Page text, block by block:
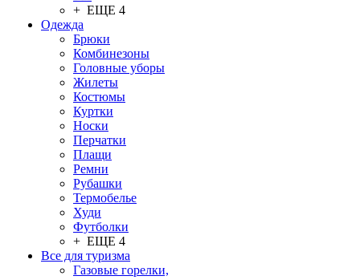
+ ЕЩЕ 4
Одежда
Брюки
Комбинезоны
Головные уборы
Жилеты
Костюмы
Куртки
Носки
Перчатки
Плащи
Ремни
Рубашки
Термобелье
Худи
Футболки
+ ЕЩЕ 4
Все для туризма
Газовые горелки,